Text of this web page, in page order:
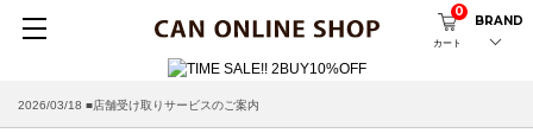
カート
0
BRAND
2026/03/18 ■店舗受け取りサービスのご案内